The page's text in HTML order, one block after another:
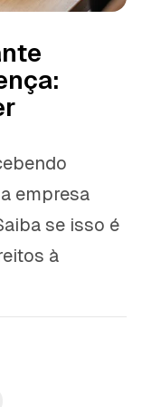
empresa
se isso é
à